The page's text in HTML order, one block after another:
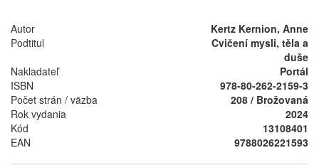
Autor
Kertz Kernion, Anne
Podtitul
Cvičení mysli, těla a
duše
Nakladateľ
Portál
ISBN
978-80-262-2159-3
Počet strán / väzba
208 / Brožovaná
Rok vydania
2024
Kód
13108401
EAN
9788026221593